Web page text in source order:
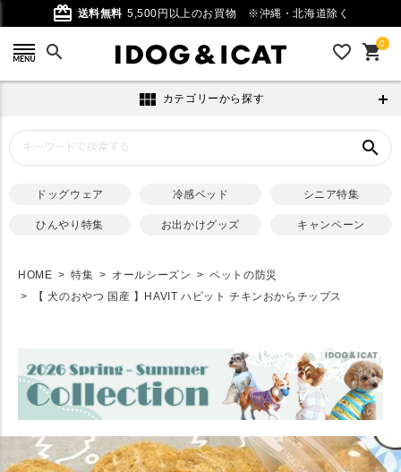
card_giftcard 送料無料 5,500円以上のお買物 ※沖縄・北海道除く
search favorite_outline 0
shopping_cart
view_module カテゴリーから探す
search
ドッグウェア 冷感ベッド シニア特集
ひんやり特集 お出かけグッズ キャンペーン
HOME 特集 オールシーズン
ペットの防災
【 犬のおやつ 国産 】HAVIT ハビット チキンおからチップス